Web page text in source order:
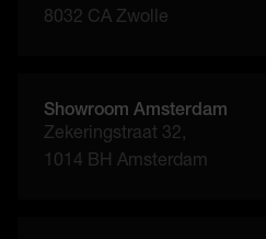
8032 CA Zwolle
Showroom Amsterdam
Zekeringstraat 32,
1014 BH Amsterdam